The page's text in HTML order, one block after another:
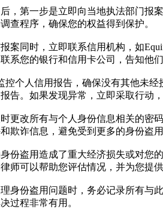
，第一步是立即向当地执法部门报
查程序，确保您的权益得到保护。
同时，立即联系信用机构，如
系您的银行和信用卡公司，告知他
个人信用报告，确保没有其他未
告。如果发现异常，立即采取行动
更改所有与个人身份信息相关的密
欺诈信息，避免受到更多的身份盗用
份盗用造成了重大经济损失或对您
师可以帮助您评估情况，并为您提
身份盗用问题时，务必记录所有与
过程非常有用。